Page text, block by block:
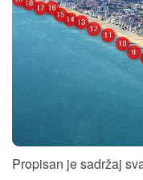
Propisan je sadržaj